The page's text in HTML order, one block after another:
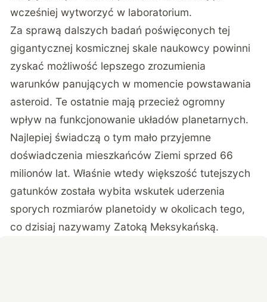
wcześniej wytworzyć w laboratorium.
Za sprawą dalszych badań poświęconych tej
gigantycznej kosmicznej skale naukowcy powinni
zyskać możliwość lepszego zrozumienia
warunków panujących w momencie powstawania
asteroid. Te ostatnie mają przecież ogromny
wpływ na funkcjonowanie układów planetarnych.
Najlepiej świadczą o tym mało przyjemne
doświadczenia mieszkańców Ziemi sprzed 66
milionów lat. Właśnie wtedy większość tutejszych
gatunków została wybita wskutek uderzenia
sporych rozmiarów planetoidy w okolicach tego,
co dzisiaj nazywamy Zatoką Meksykańską.